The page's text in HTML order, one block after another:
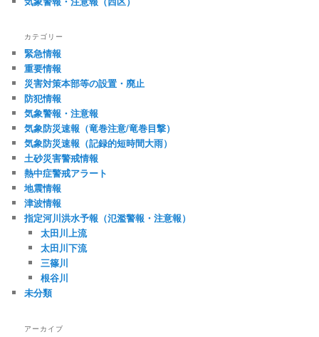
カテゴリー
緊急情報
重要情報
災害対策本部等の設置・廃止
防犯情報
気象警報・注意報
気象防災速報（竜巻注意/竜巻目撃）
気象防災速報（記録的短時間大雨）
土砂災害警戒情報
熱中症警戒アラート
地震情報
津波情報
指定河川洪水予報（氾濫警報・注意報）
太田川上流
太田川下流
三篠川
根谷川
未分類
アーカイブ